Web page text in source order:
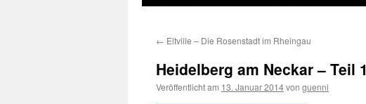
← Eltville – Die Rosenstadt im Rheingau
Heidelberg am Neckar – Teil 1
Veröffentlicht am 13. Januar 2014von guenni